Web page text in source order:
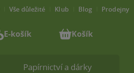
Papírnictví a dárky
Vše důležité Klub Blog Prodejny
E-košík Košík